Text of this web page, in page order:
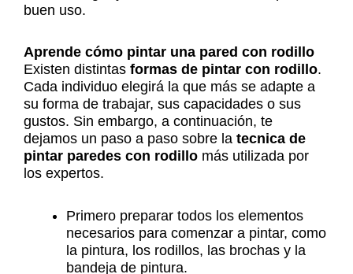
buen uso.
Aprende cómo pintar una pared con rodillo
Existen distintas formas de pintar con rodillo.
Cada individuo elegirá la que más se adapte a
su forma de trabajar, sus capacidades o sus
gustos. Sin embargo, a continuación, te
dejamos un paso a paso sobre la tecnica de
pintar paredes con rodillo más utilizada por
los expertos.
Primero preparar todos los elementos
necesarios para comenzar a pintar, como
la pintura, los rodillos, las brochas y la
bandeja de pintura.